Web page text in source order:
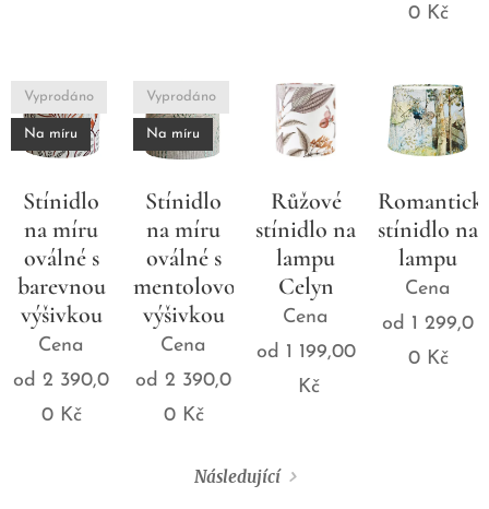
0Kč
Stínidlo
na míru
oválné s
barevnou
výšivkou
Vyprodáno
Na míru
Cena
od 2 390,0
0Kč
Stínidlo
na míru
oválné s
mentolovou
výšivkou
Vyprodáno
Na míru
Cena
od 2 390,0
0Kč
Růžové
stínidlo na
lampu
Celyn
Cena
od 1 199,00
Kč
stínidlo na
lampu
Cena
od 1 299,0
0Kč
Následující